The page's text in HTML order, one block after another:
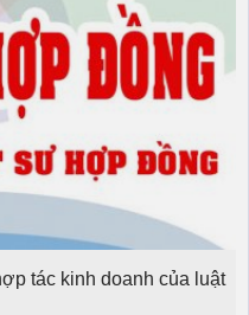
tác kinh doanh của luật